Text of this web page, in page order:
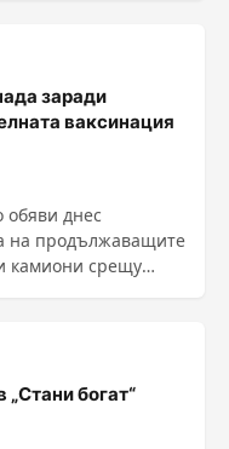
заради
ваксинация
днес
на продължаващите
камиони срещу
„Стани богат“